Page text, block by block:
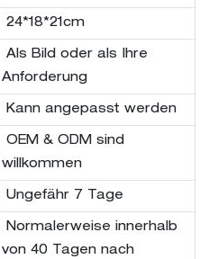
24*18*21cm
Als Bild oder als Ihre
Anforderung
Kann angepasst werden
OEM & ODM sind
willkommen
Ungefähr 7 Tage
Normalerweise innerhalb
von 40 Tagen nach